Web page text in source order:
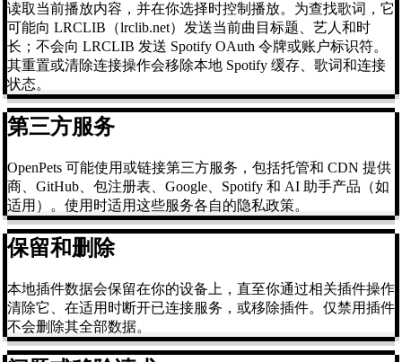
读取当前播放内容，并在你选择时控制播放。为查找歌词，它
可能向 LRCLIB（lrclib.net）发送当前曲目标题、艺人和时
长；不会向 LRCLIB 发送 Spotify OAuth 令牌或账户标识符。
其重置或清除连接操作会移除本地 Spotify 缓存、歌词和连接
状态。
第三方服务
OpenPets 可能使用或链接第三方服务，包括托管和 CDN 提供
商、GitHub、包注册表、Google、Spotify 和 AI 助手产品（如
适用）。使用时适用这些服务各自的隐私政策。
保留和删除
本地插件数据会保留在你的设备上，直至你通过相关插件操作
清除它、在适用时断开已连接服务，或移除插件。仅禁用插件
不会删除其全部数据。